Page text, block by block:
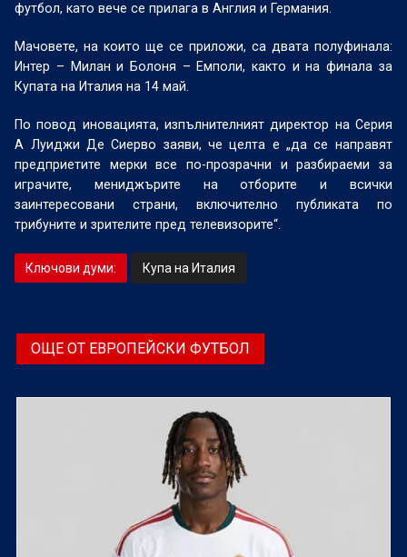
футбол, като вече се прилага в Англия и Германия.
Мачовете, на които ще се приложи, са двата полуфинала:
Интер – Милан и Болоня – Емполи, както и на финала за
Купата на Италия на 14 май.
По повод иновацията, изпълнителният директор на Серия
А Луиджи Де Сиерво заяви, че целта е „да се направят
предприетите мерки все по-прозрачни и разбираеми за
играчите, мениджърите на отборите и всички
заинтересовани страни, включително публиката по
трибуните и зрителите пред телевизорите“.
Ключови думи: Купа на Италия
ОЩЕ ОТ ЕВРОПЕЙСКИ ФУТБОЛ